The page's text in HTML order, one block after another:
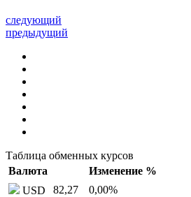
следующий
предыдущий
Таблица обменных курсов
Валюта
Изменение %
USD
82,27 0,00%